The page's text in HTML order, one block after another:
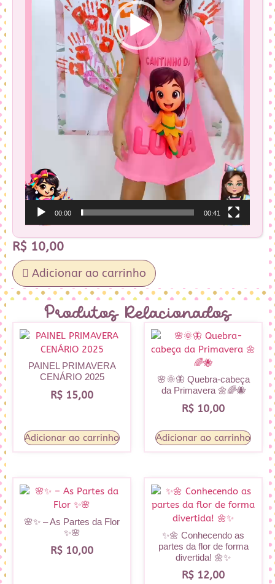
00:00 00:41
R$ 10,00
Adicionar ao carrinho
Produtos Relacionados
PAINEL PRIMAVERA
CENÁRIO 2025
R$ 15,00
Adicionar ao carrinho
🌸🌞🦋 Quebra-cabeça
da Primavera 🌼🌈🐝
R$ 10,00
Adicionar ao carrinho
🌸✨ – As Partes da Flor
✨🌸
R$ 10,00
✨🌼 Conhecendo as
partes da flor de forma
divertida! 🌼✨
R$ 12,00